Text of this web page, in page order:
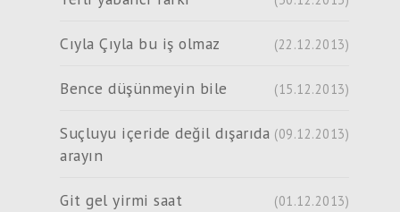
Cıyla Çıyla bu iş olmaz (22.12.2013)
Bence düşünmeyin bile (15.12.2013)
Suçluyu içeride değil dışarıda
arayın
(09.12.2013)
Git gel yirmi saat (01.12.2013)